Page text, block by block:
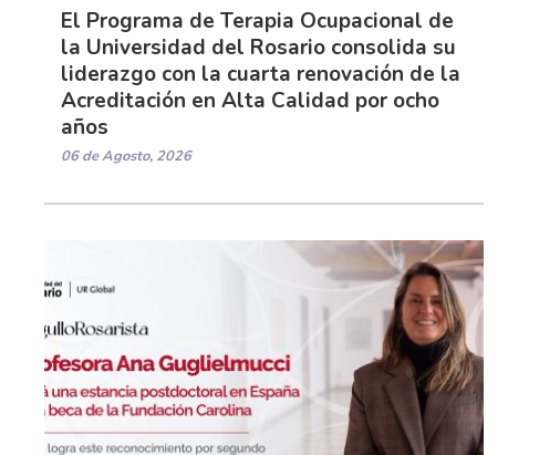
El Programa de Terapia Ocupacional de
la Universidad del Rosario consolida su
liderazgo con la cuarta renovación de la
Acreditación en Alta Calidad por ocho
años
06 de Agosto, 2026